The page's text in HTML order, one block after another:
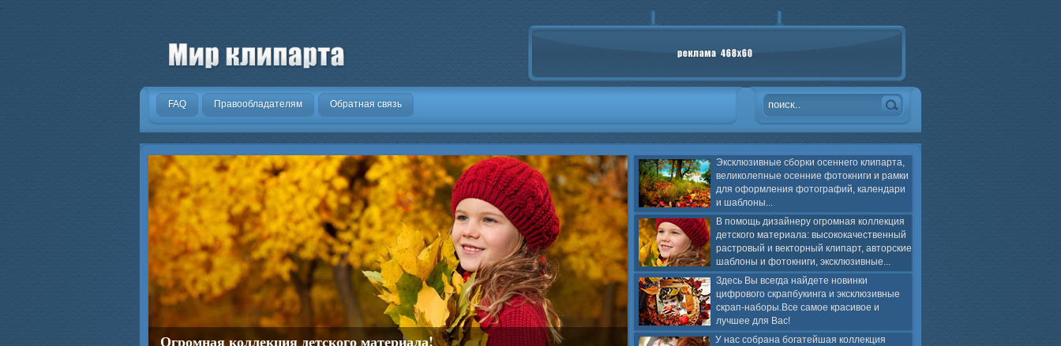
.
FAQ Правообладателям Обратная связь
Эксклюзивные сборки осеннего клипарта,
великолепные осенние фотокниги и рамки
для оформления фотографий, календари
и шаблоны...
В помощь дизайнеру огромная коллекция
детского материала: высококачественный
растровый и векторный клипарт, авторские
шаблоны и фотокниги, эксклюзивные...
Здесь Вы всегда найдете новинки
цифрового скрапбукинга и эксклюзивные
скрап-наборы.Все самое красивое и
лучшее для Вас!
У нас собрана богатейшая коллекция
Огромная коллекция детского материала!